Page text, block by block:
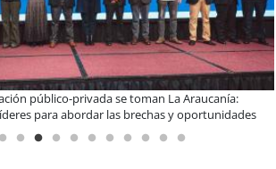
durante el Black Sale